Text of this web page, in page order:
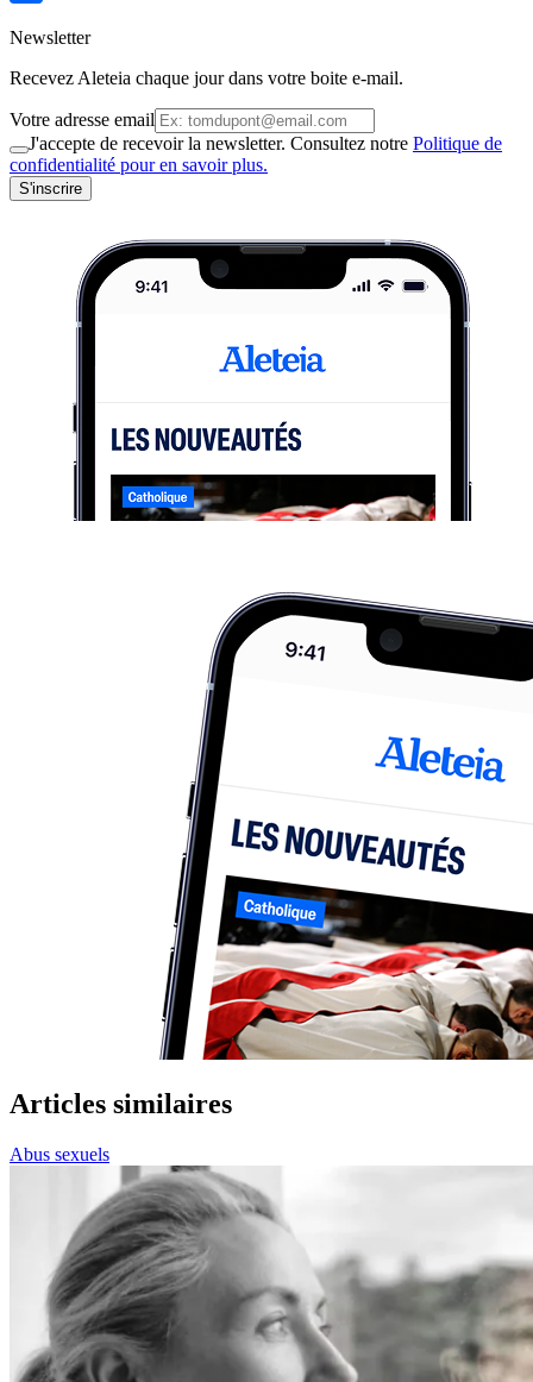
Newsletter
Recevez Aleteia chaque jour dans votre boite e-mail.
Votre adresse email
J'accepte de recevoir la newsletter. Consultez notre Politique de
confidentialité pour en savoir plus.
S'inscrire
Articles similaires
Abus sexuels